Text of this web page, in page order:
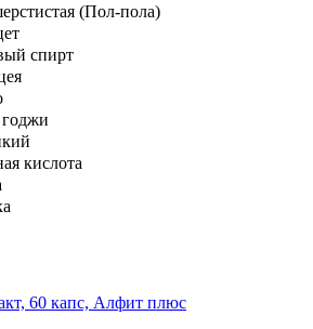
(Пол-пола)
спирт
кислота
60 капс, Алфит плюс